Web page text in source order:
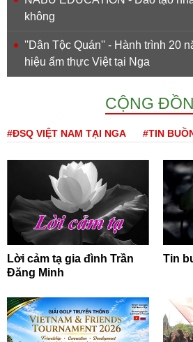
không
''Dân Tộc Quán'' - Hành trình 20
hiệu ẩm thực Việt tại Nga
CỘNG
#ĐSQ VIỆT NAM TẠI NGA #TIN
Lời cảm tạ gia đình Trần
Đăng Minh
Tin